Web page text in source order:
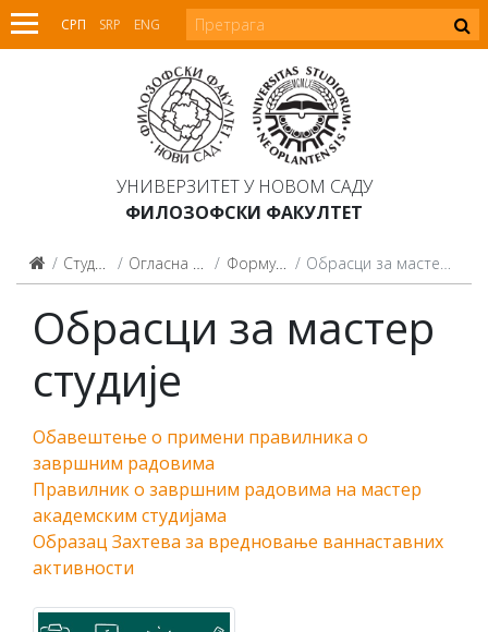
СРП SRP ENG
УНИВЕРЗИТЕТ У НОВОМ САДУ
ФИЛОЗОФСКИ ФАКУЛТЕТ
Студенти Огласна табла Формулари Обрасци за мастер студије
Обрасци за мастер
студије
Обавештење о примени правилника о
завршним радовима
Правилник о завршним радовима на мастер
академским студијама
Образац Захтева за вредновање ваннаставних
активности